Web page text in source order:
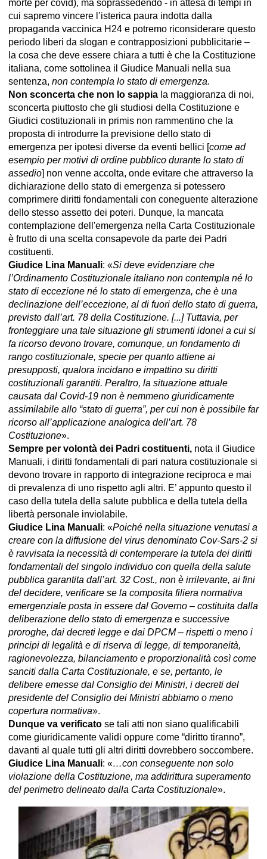
morte per covid), ma soprassedendo - in attesa di tempi in
cui sapremo vincere l’isterica paura indotta dalla
propaganda vaccinica H24 e potremo riconsiderare questo
periodo liberi da slogan e contrapposizioni pubblicitarie –
la cosa che deve essere chiara a tutti è che la Costituzione
italiana, come sottolinea il Giudice Manuali nella sua
sentenza, non contempla lo stato di emergenza.
Non sconcerta che non lo sappia la maggioranza di noi,
sconcerta piuttosto che gli studiosi della Costituzione e
Giudici costituzionali in primis non rammentino che la
proposta di introdurre la previsione dello stato di
emergenza per ipotesi diverse da eventi bellici [come ad
esempio per motivi di ordine pubblico durante lo stato di
assedio] non venne accolta, onde evitare che attraverso la
dichiarazione dello stato di emergenza si potessero
comprimere diritti fondamentali con coneguente alterazione
dello stesso assetto dei poteri. Dunque, la mancata
contemplazione dell'emergenza nella Carta Costituzionale
è frutto di una scelta consapevole da parte dei Padri
costituenti.
Giudice Lina Manuali: «Si deve evidenziare che
l’Ordinamento Costituzionale italiano non contempla né lo
stato di eccezione né lo stato di emergenza, che è una
declinazione dell’eccezione, al di fuori dello stato di guerra,
previsto dall’art. 78 della Costituzione. [...] Tuttavia, per
fronteggiare una tale situazione gli strumenti idonei a cui si
fa ricorso devono trovare, comunque, un fondamento di
rango costituzionale, specie per quanto attiene ai
presupposti, qualora incidano e impattino su diritti
costituzionali garantiti. Peraltro, la situazione attuale
causata dal Covid-19 non è nemmeno giuridicamente
assimilabile allo “stato di guerra”, per cui non è possibile far
ricorso all’applicazione analogica dell’art. 78
Costituzione».
Sempre per volontà dei Padri costituenti, nota il Giudice
Manuali, i diritti fondamentali di pari natura costituzionale si
devono trovare in rapporto di integrazione reciproca e mai
di prevalenza di uno rispetto agli altri. E’ appunto questo il
caso della tutela della salute pubblica e della tutela della
libertà personale inviolabile.
Giudice Lina Manuali: «Poiché nella situazione venutasi a
creare con la diffusione del virus denominato Cov-Sars-2 si
è ravvisata la necessità di contemperare la tutela dei diritti
fondamentali del singolo individuo con quella della salute
pubblica garantita dall’art. 32 Cost., non è irrilevante, ai fini
del decidere, verificare se la composita filiera normativa
emergenziale posta in essere dal Governo – costituita dalla
deliberazione dello stato di emergenza e successive
proroghe, dai decreti legge e dai DPCM – rispetti o meno i
principi di legalità e di riserva di legge, di temporaneità,
ragionevolezza, bilanciamento e proporzionalità così come
sanciti dalla Carta Costituzionale, e se, pertanto, le
delibere emesse dal Consiglio dei Ministri, i decreti del
presidente del Consiglio dei Ministri abbiamo o meno
copertura normativa».
Dunque va verificato se tali atti non siano qualificabili
come giuridicamente validi oppure come “diritto tiranno”,
davanti al quale tutti gli altri diritti dovrebbero soccombere.
Giudice Lina Manuali: «…con conseguente non solo
violazione della Costituzione, ma addirittura superamento
del perimetro delineato dalla Carta Costituzionale».